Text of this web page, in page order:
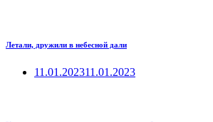
Летали, дружили в небесной дали
11.01.202311.01.2023